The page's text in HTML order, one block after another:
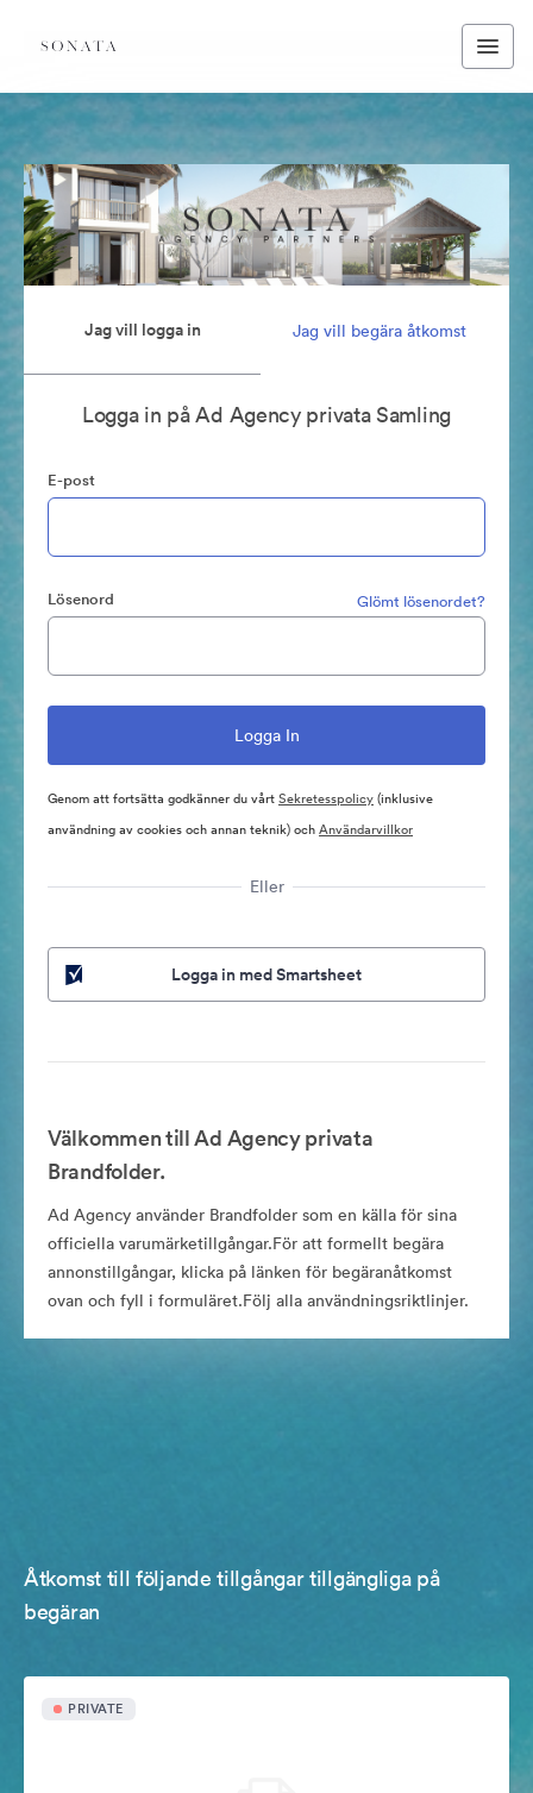
Jag vill logga in Jag vill begära åtkomst
Logga in på Ad Agency privata Samling
E-post
Lösenord Glömt lösenordet?
Genom att fortsätta godkänner du vårtSekretesspolicy(inklusive
användning av cookies och annan teknik) ochAnvändarvillkor
Eller
Logga in med Smartsheet
Välkommen till Ad Agency privata
Brandfolder.
Ad Agency använder Brandfolder som en källa för sina
officiella varumärketillgångar.För att formellt begära
annonstillgångar, klicka på länken för begäranåtkomst
ovan och fyll i formuläret.Följ alla användningsriktlinjer.
Åtkomst till följande tillgångar tillgängliga på
begäran
PRIVATE